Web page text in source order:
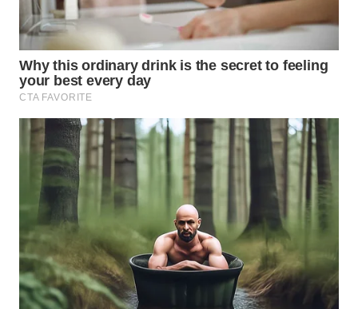
WN
NATUNA
WN
BINTAN
WN
MANDALIKA
LIKUPANG
WN
LABUANBAJO